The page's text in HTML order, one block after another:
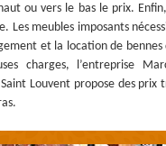
ou vers le bas le prix.
Les meubles imposants
et la location de bennes
charges, l’entreprise
Louvent propose des prix